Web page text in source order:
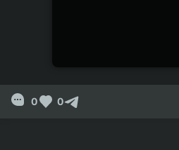
0 0